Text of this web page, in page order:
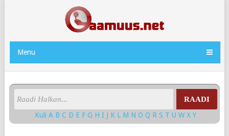
Menu
RAADI
KuliA BC D E FG HI J K L M NOQ RS TUWXY